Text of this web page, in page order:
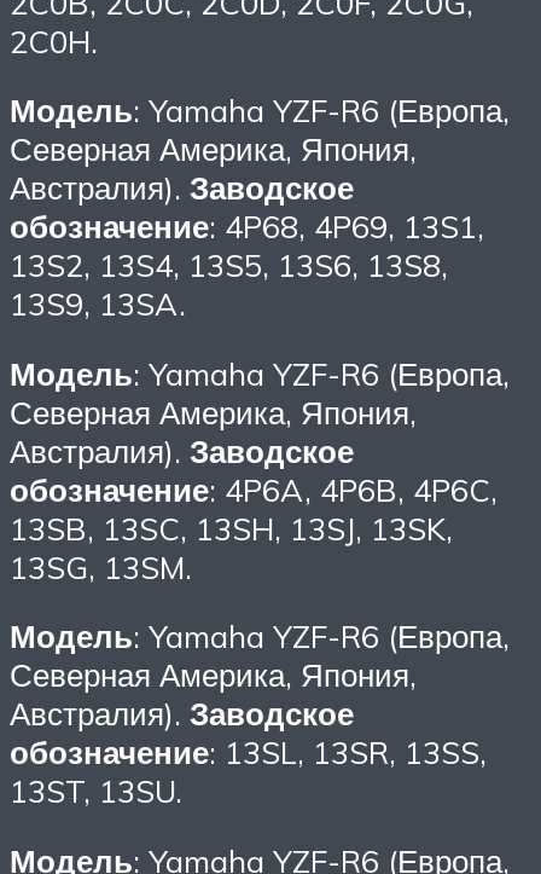
2C0H.
Модель: Yamaha YZF-R6 (Европа,
Северная Америка, Япония,
Австралия). Заводское
обозначение: 4P68, 4P69, 13S1,
13S2, 13S4, 13S5, 13S6, 13S8,
13S9, 13SA.
Модель: Yamaha YZF-R6 (Европа,
Северная Америка, Япония,
Австралия). Заводское
обозначение: 4P6A, 4P6B, 4P6C,
13SB, 13SC, 13SH, 13SJ, 13SK,
13SG, 13SM.
Модель: Yamaha YZF-R6 (Европа,
Северная Америка, Япония,
Австралия). Заводское
обозначение: 13SL, 13SR, 13SS,
13ST, 13SU.
Модель: Yamaha YZF-R6 (Европа,